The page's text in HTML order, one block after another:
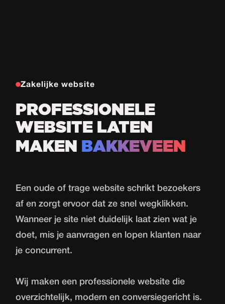
Zakelijke website
PROFESSIONELE
WEBSITE LATEN
MAKEN
BAKKEVEEN
Een oude of tragewebsite schrikt bezoekers
af en zorgt ervoor dat ze snel wegklikken.
Wanneer je site niet duidelijk laat zien wat je
doet, mis je aanvragen en lopen klanten naar
je concurrent.
Wij maken een professionele website die
overzichtelijk, modern en conversiegericht is.